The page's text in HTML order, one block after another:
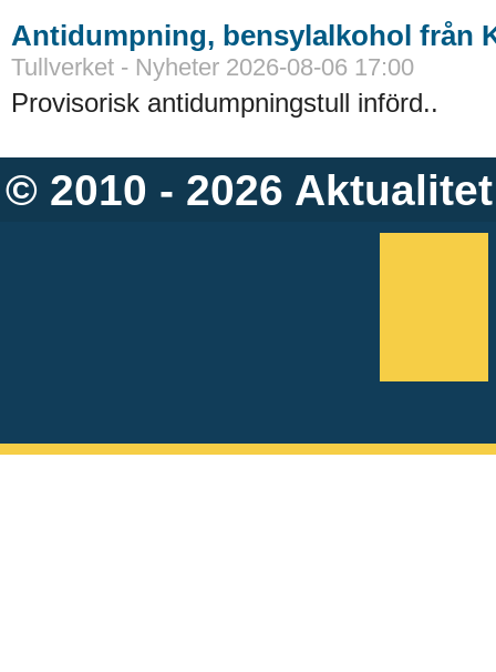
Antidumpning, bensylalkohol från
Tullverket - Nyheter 2026-08-06 17:00
Provisorisk antidumpningstull införd..
© 2010 - 2026 Aktualitet